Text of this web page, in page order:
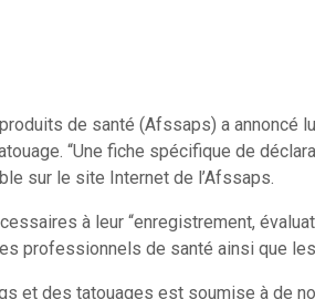
de santé (Afssaps) a annoncé
“Une fiche spécifique de
sur le site Internet de l’Afssaps.
à leur “enregistrement,
professionnels de santé ainsi que
et des tatouages est soumise à de